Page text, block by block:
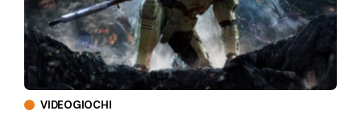
VIDEOGIOCHI